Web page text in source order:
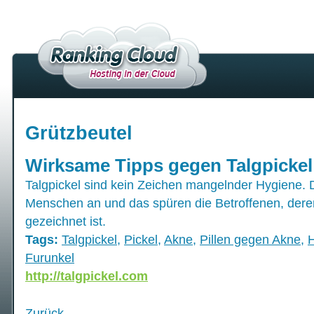
Grützbeutel
Wirksame Tipps gegen
Talgpickel sind kein Zeichen mangelnder Hygiene.
Menschen an und das spüren die Betroffenen,
gezeichnet ist.
Tags: Talgpickel, Pickel, Akne, Pillen gegen Akne,
Furunkel
http://talgpickel.com